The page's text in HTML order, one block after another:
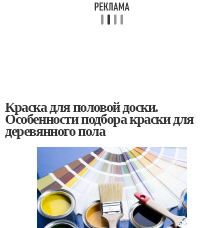
Краска для половой доски.
Особенности подбора краски для
деревянного пола